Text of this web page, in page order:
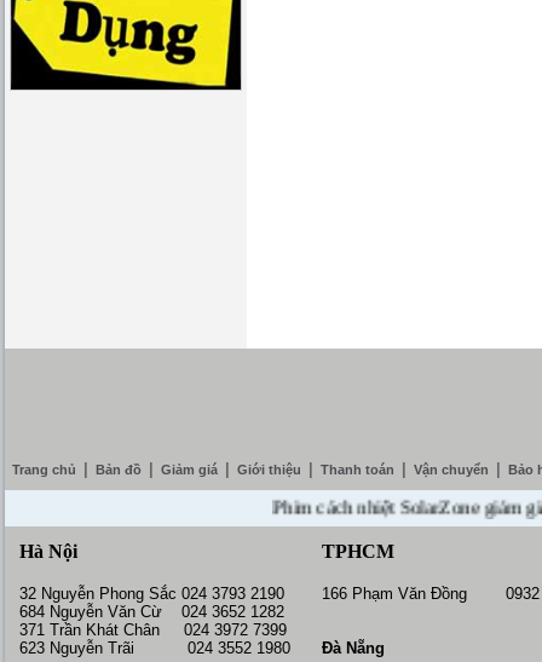
Trang chủ Bản đồ Giảm giá Giới thiệu Thanh toán Vận chuyển Bảo
Phim cách nhiệt SolarZone giảm giá
Hà Nội
32 Nguyễn Phong Sắc 024 3793 2190
684 Nguyễn Văn Cừ 024 3652 1282
371 Trần Khát Chân 024 3972 7399
623 Nguyễn Trãi 024 3552 1980
TPHCM
166 Phạm Văn Đồng 0932
Đà Nẵng